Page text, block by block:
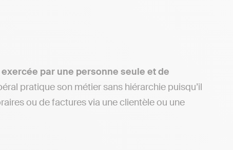
exercée par une personne seule et de
pratique son métier sans hiérarchie puisqu’il
ou de factures via une clientèle ou une